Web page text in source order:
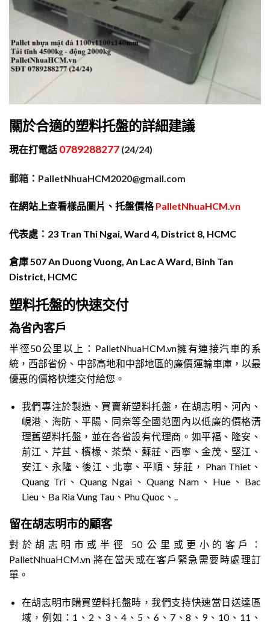
關於合適的塑料托盤的詳細建議
現在打電話 0789288277 (24/24)
郵箱：PalletNhuaHCM2020@gmail.com
在網站上查看樣品圖片、托盤價格 PalletNhuaHCM.vn
代表處：23 Tran Thi Ngai, Ward 4, District 8, HCMC
倉庫 507 An Duong Vuong, An Lac A Ward, Binh Tan
District, HCMC
塑料托盤的快速交付
為省內客戶
半徑50公里以上：PalletNhuaHCM.vn擁有連接汽車的系
統，西部省份、中部高地和中部地區的廉價運輸車庫，以最
優惠的價格快速交付給您。
我們專注於製造、買賣新塑料托盤，在胡志明、河內、
峴港、海防、平陽、同奈等全國范圍內以低廉的價格清
理舊塑料托盤，並在各省設有代理商。如平福、隆安、
前江、芹苴、檳椽、茶榮、蘇莊、西寧、金茂、堅江、
安江、永隆、後江、北寧、平順、芽莊， Phan Thiet、
Quang Tri、Quang Ngai、Quang Nam、Hue、Bac
Lieu、Ba Ria Vung Tau、Phu Quoc、..
留在胡志明市的顧客
對於胡志明市或半徑 50 公里或更小的客戶：
PalletNhuaHCM.vn 將在當天或在客戶緊急需要時處理訂
單。
在胡志明市購買塑料托盤時，我們支持快速當日送達區
域，例如：1、2、3、4、5、6、7、8、9、10、11、